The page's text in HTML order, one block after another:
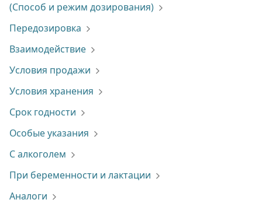
(Способ и режим дозирования)
Передозировка
Взаимодействие
Условия продажи
Условия хранения
Срок годности
Особые указания
С алкоголем
При беременности и лактации
Аналоги